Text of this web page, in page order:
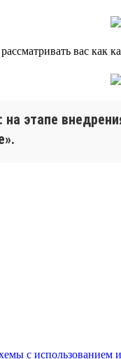
рассматривать вас
на этапе